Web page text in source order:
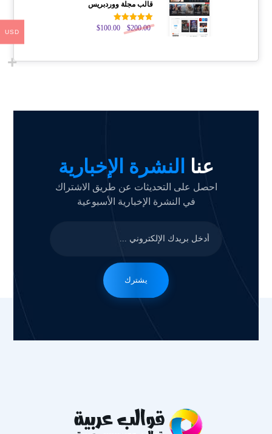
قالب مجلة ووردبريس
تم التقييم
من 5
$200.00
$100.00
عنا النشرة الإخبارية
احصل على التحديثات عن طريق الاشتراك
في النشرة الإخبارية الأسبوعية
يشترك
USD